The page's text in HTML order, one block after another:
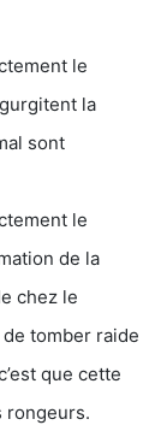
le
la
sont
le
de la
chez le
tomber raide
que cette
rongeurs.